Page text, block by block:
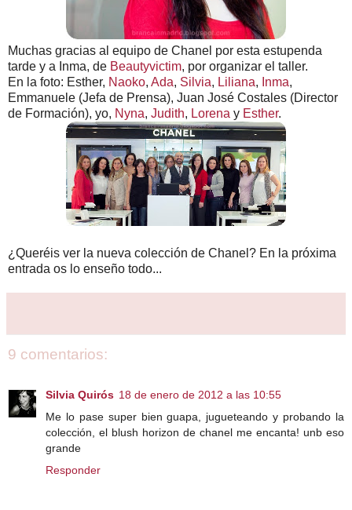
Muchas gracias al equipo de Chanel por esta estupenda
tarde y a Inma, de Beautyvictim, por organizar el taller.
En la foto: Esther, Naoko, Ada, Silvia, Liliana, Inma,
Emmanuele (Jefa de Prensa), Juan José Costales (Director
de Formación), yo, Nyna, Judith, Lorena y Esther.
¿Queréis ver la nueva colección de Chanel? En la próxima
entrada os lo enseño todo...
9 comentarios:
Silvia Quirós 18 de enero de 2012 a las 10:55
Me lo pase super bien guapa, jugueteando y probando la
colección, el blush horizon de chanel me encanta! unb eso
grande
Responder